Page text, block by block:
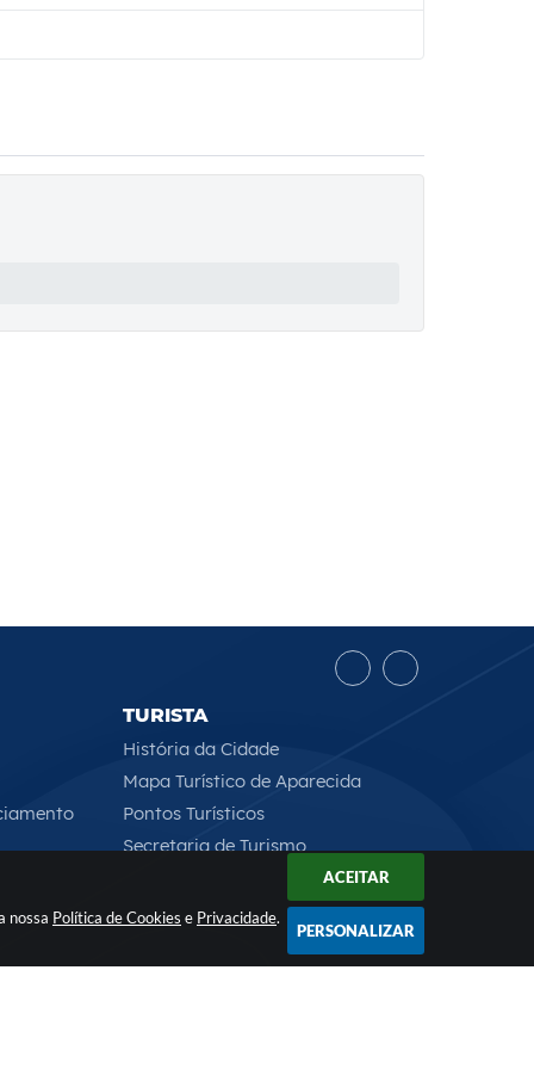
nossa Política de Cookies e Privacidade.
ACEITAR
PERSONALIZAR
TURISTA
História da Cidade
Mapa Turístico de Aparecida
Pontos Turísticos
Secretaria de Turismo